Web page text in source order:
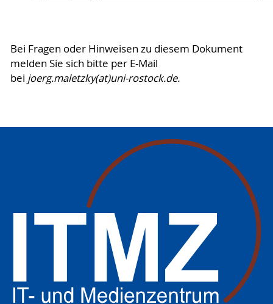
Bei Fragen oder Hinweisen zu diesem Dokument
melden Sie sich bitte per E-Mail
bei joerg.maletzky(at)uni-rostock.de.